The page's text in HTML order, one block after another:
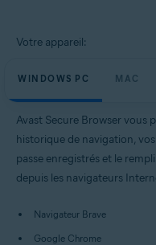
Avast Secure Browser
Votre appareil:
WINDOWS PC MAC
Avast Secure Browser vous
historique de navigation,
passe enregistrés et le
depuis les navigateurs
Navigateur Brave
Google Chrome